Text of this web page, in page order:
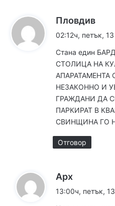
Пловдив
а
02:12ч, петък,
Стана един
СТОЛИЦА НА
АПАРАТАМЕНТА
НЕЗАКОННО И
ГРАЖДАНИ ДА
ПАРКИРАТ В
СВИНЩИНА ГО
Отговор
Арх
а
13:00ч, петък,